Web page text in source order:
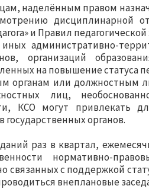
наделённым правом
дисциплинарной
и Правил педагогической
административно-
организаций
на повышение статуса
органам или должностным
лиц,
КСО могут привлекать
органов.
раз в квартал,
нормативно-
с поддержкой
внеплановые